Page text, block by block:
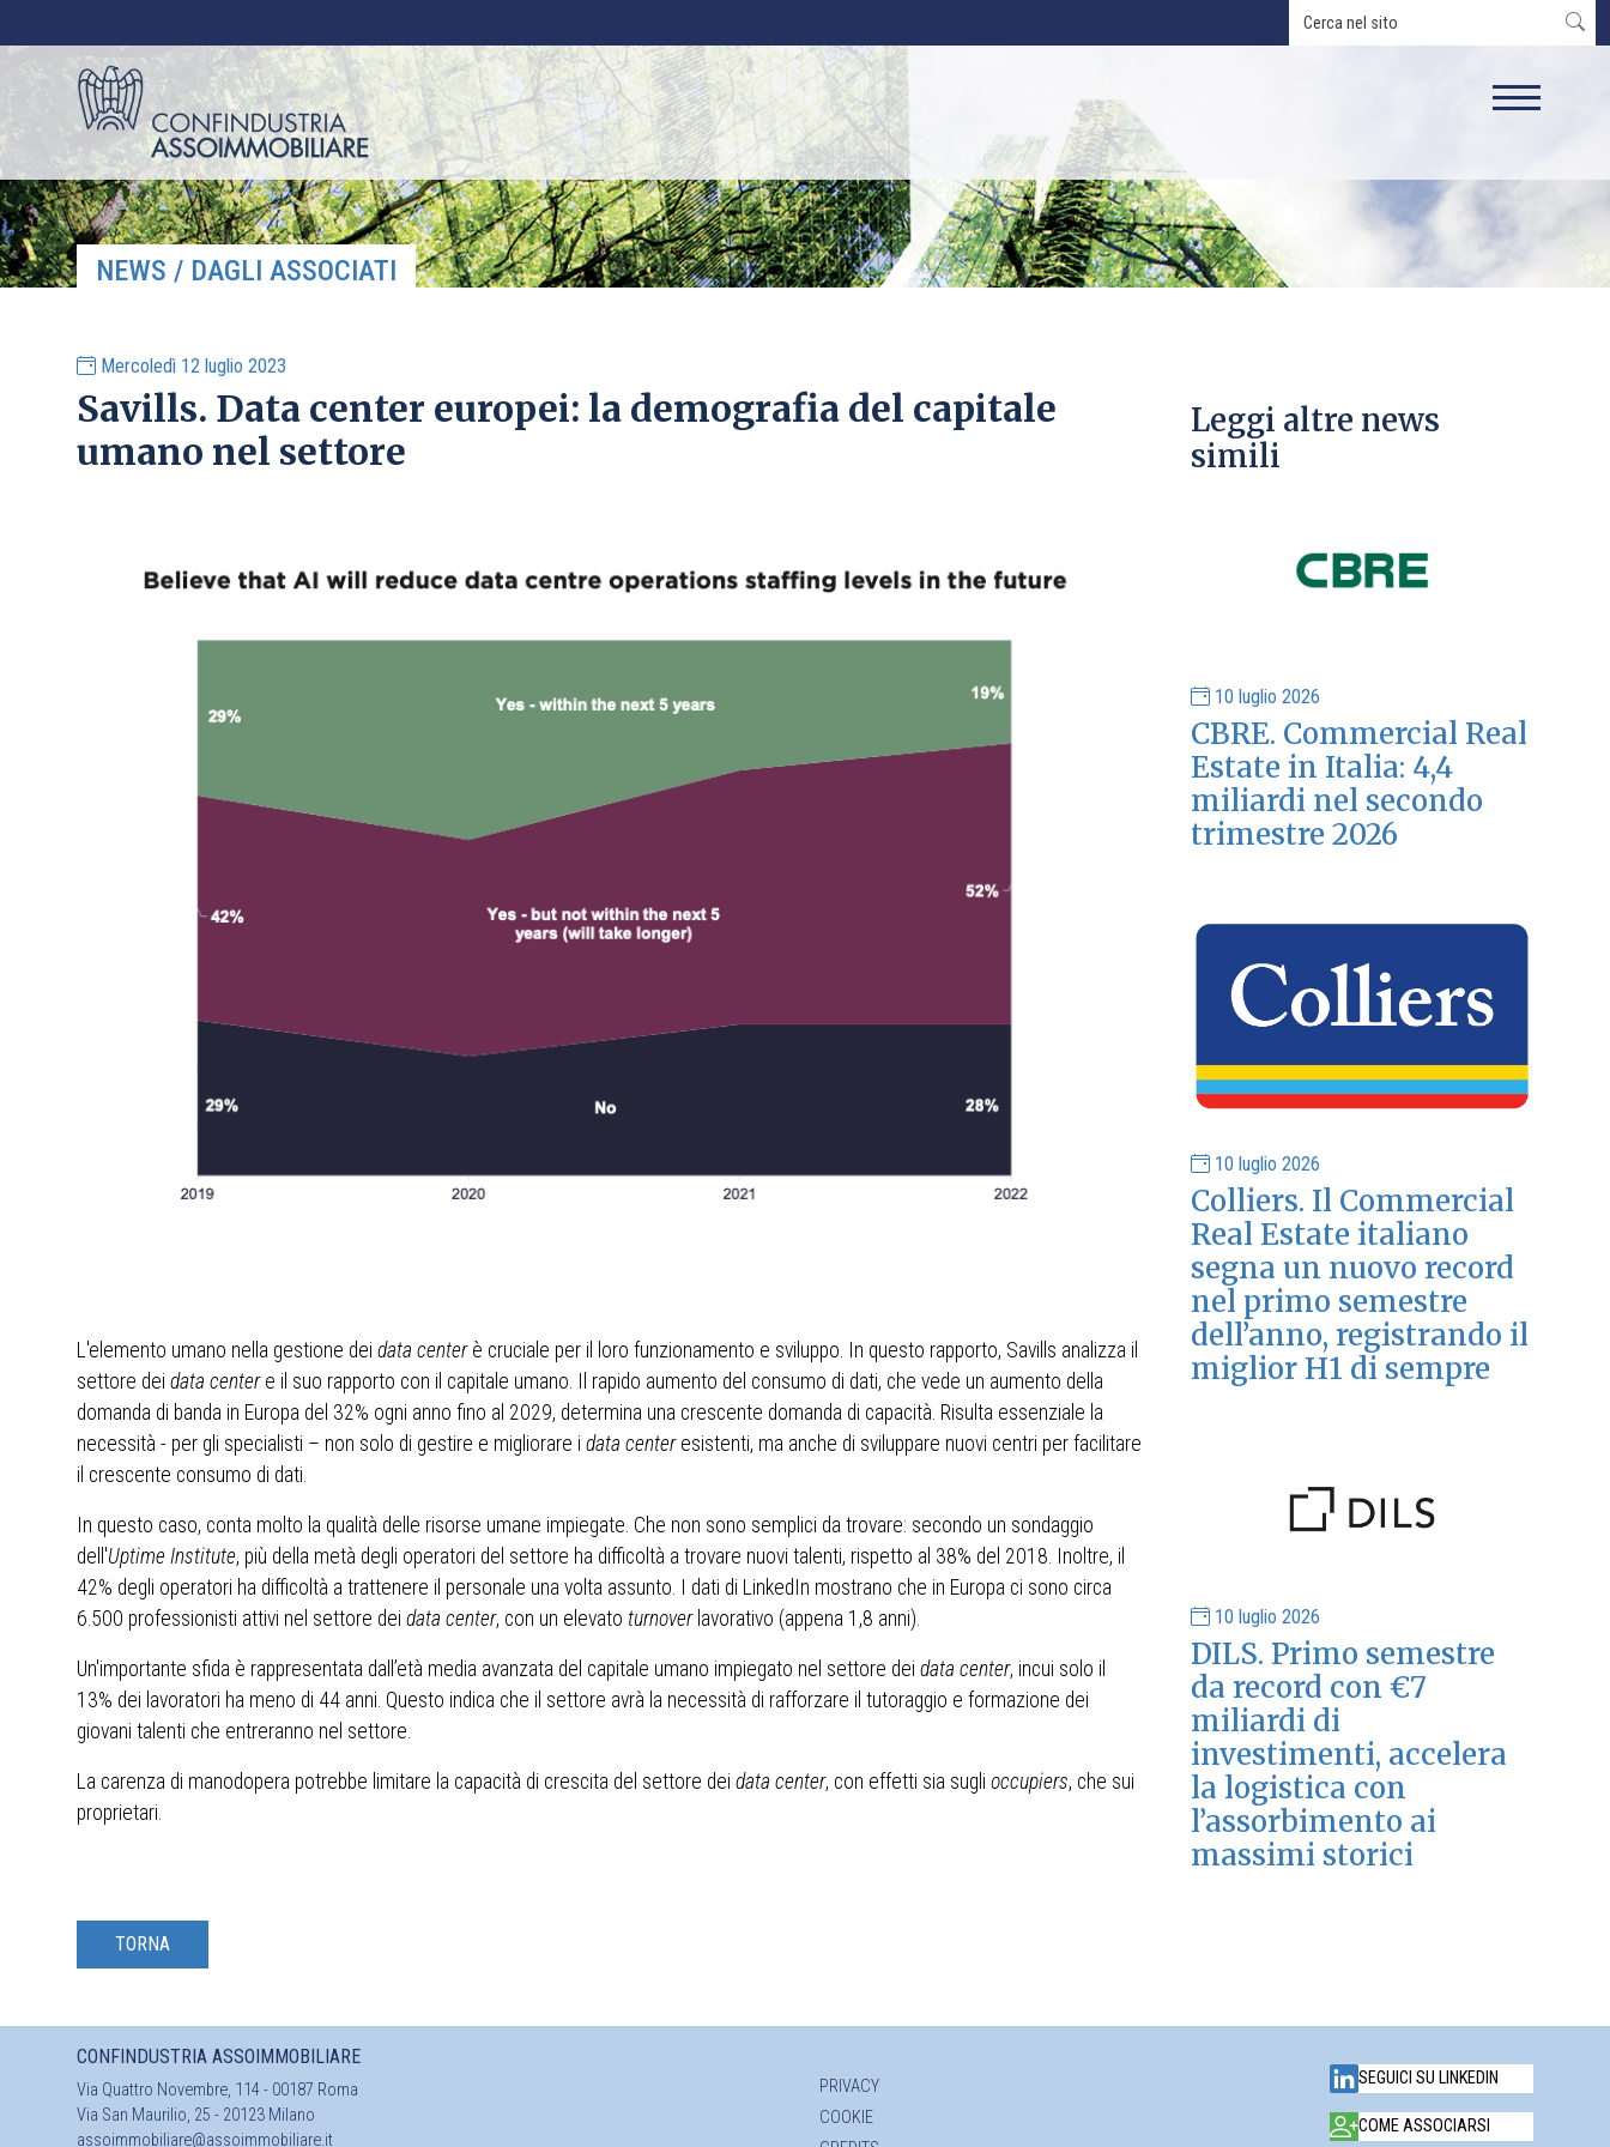
NEWS / DAGLI ASSOCIATI
Mercoledì 12 luglio 2023
Savills. Data center europei: la demografia del capitale
umano nel settore
L'elemento umano nella gestione dei data centerè cruciale per il loro funzionamento e sviluppo. In questo rapporto, Savills analizza il
settore dei data center e il suo rapporto con il capitale umano. Il rapido aumento del consumo di dati, che vede un aumento della
domanda di banda in Europa del 32% ogni anno fino al 2029, determina una crescente domanda di capacità. Risulta essenziale la
necessità - per gli specialisti – non solo di gestire e migliorare i data centeresistenti, ma anche di sviluppare nuovi centri per facilitare
il crescente consumo di dati.
In questo caso, conta molto la qualità delle risorse umane impiegate. Che non sono semplici da trovare: secondo un sondaggio
dell'Uptime Institute, più della metà degli operatori del settore ha difficoltà a trovare nuovi talenti, rispetto al 38% del 2018. Inoltre, il
42% degli operatori ha difficoltà a trattenere il personale una volta assunto. I dati di LinkedIn mostrano che in Europa ci sono circa
6.500 professionisti attivi nel settore dei data center, con un elevato turnoverlavorativo (appena 1,8 anni).
Un'importante sfida è rappresentata dall’età media avanzata del capitale umano impiegato nel settore dei data center, incui solo il
13% dei lavoratori ha meno di 44 anni. Questo indica che il settore avrà la necessità di rafforzare il tutoraggio e formazione dei
giovani talenti che entreranno nel settore.
La carenza di manodopera potrebbe limitare la capacità di crescita del settore dei data center, con effetti sia sugli occupiers, che sui
proprietari.
Leggi altre news
simili
10 luglio 2026
CBRE. Commercial Real
Estate in Italia: 4,4
miliardi nel secondo
trimestre 2026
10 luglio 2026
Colliers. Il Commercial
Real Estate italiano
segna un nuovo record
nel primo semestre
dell’anno, registrando il
miglior H1 di sempre
10 luglio 2026
DILS. Primo semestre
da record con €7
miliardi di
investimenti, accelera
la logistica con
l’assorbimento ai
massimi storici
TORNA
CONFINDUSTRIA ASSOIMMOBILIARE
Via Quattro Novembre, 114 - 00187 Roma
Via San Maurilio, 25 - 20123 Milano
assoimmobiliare@assoimmobiliare.it
PRIVACY
COOKIE
SEGUICI SU LINKEDIN
COME ASSOCIARSI